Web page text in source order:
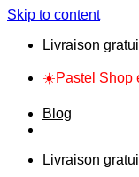
Skip to content
Livraison
☀️Pastel Shop
Blog
Livraison